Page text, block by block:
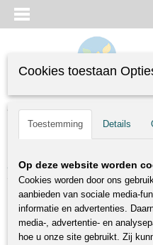
Inloggen
Home>Specials>Vima Xima -
Cookies toestaan
Toestemming Details
Op deze website worden
Cookies worden door ons
aanbieden van sociale media-
informatie en advertenties.
media-, advertentie- en
hoe u onze site gebruikt. Zij